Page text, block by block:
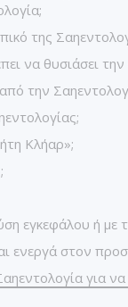
της
να θυσιάσει
την
Κλήαρ»;
εγκεφάλου ή με
ενεργά στον
για